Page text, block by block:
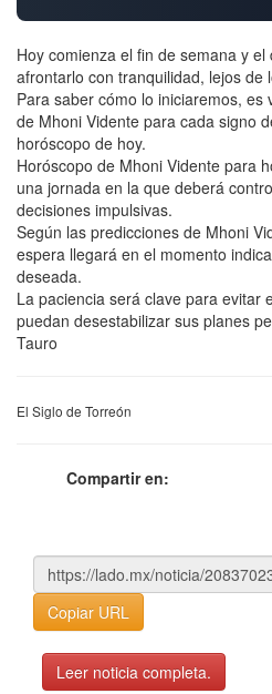
Hoy comienza el fin de semana y
afrontarlo con tranquilidad, lejos de
Para saber cómo lo iniciaremos, es
de Mhoni Vidente para cada signo
horóscopo de hoy.
Horóscopo de Mhoni Vidente para
una jornada en la que deberá
decisiones impulsivas.
Según las predicciones de Mhoni
espera llegará en el momento
deseada.
La paciencia será clave para evitar
puedan desestabilizar sus planes
Tauro
El Siglo de Torreón
Compartir en:
Copiar URL
Leer noticia completa.